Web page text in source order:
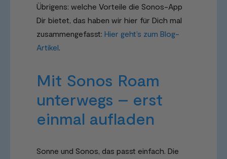
Übrigens: welche Vorteile die Sonos-App
Dir bietet, das haben wir hier für Dich mal
zusammengefasst: Hier geht’s zum Blog-
Artikel.
Mit Sonos Roam
unterwegs – erst
einmal aufladen
Sonne und Sonos, das passt einfach. Die